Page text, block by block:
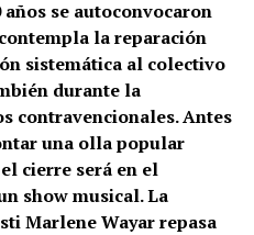
se autoconvocaron
la reparación
sistemática al colectivo
durante la
contravencionales. Antes
una olla popular
cierre será en el
show musical. La
Marlene Wayar repasa